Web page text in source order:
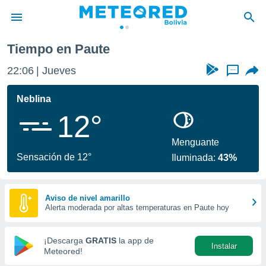
de
ha
calidad.
a este
las
y
forma
digital
basada
Tiempo en Paute
22:06 Jueves ...
Neblina
12°
Sensación de 12°
Menguante
Iluminada:43%
Aviso de nivel amarillo
Alerta moderada por altas temperaturas en Paute hoy
¡Descarga GRATIS la app de
Meteored!
Instalar